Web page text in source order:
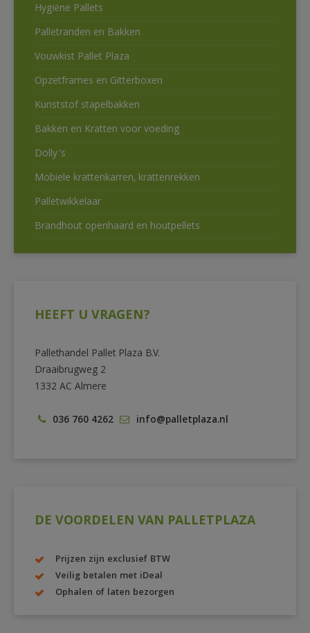
Hygiëne Pallets
Palletranden en Bakken
Vouwkist Pallet Plaza
Opzetframes en Gitterboxen
Kunststof stapelbakken
Bakken en Kratten voor voeding
Dolly’s
Mobiele krattenkarren, krattenrekken
Palletwikkelaar
Brandhout openhaard en houtpellets
HEEFT U VRAGEN?
Pallethandel Pallet Plaza B.V.
Draaibrugweg 2
1332 AC Almere
036 760 4262 info@palletplaza.nl
DE VOORDELEN VAN PALLETPLAZA
Prijzen zijn exclusief BTW
Veilig betalen met iDeal
Ophalen of laten bezorgen